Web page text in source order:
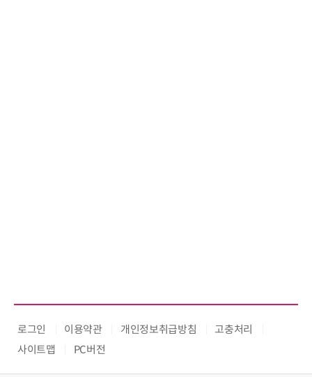
로그인 이용약관 개인정보취급방침
고충처리
사이트맵
PC버전